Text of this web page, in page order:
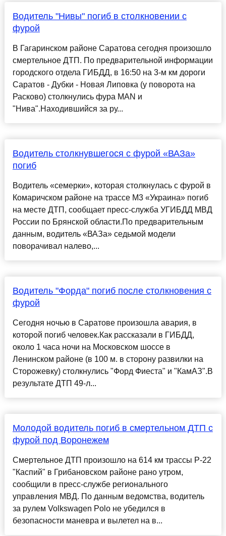
Водитель "Нивы" погиб в столкновении с
фурой
В Гагаринском районе Саратова сегодня произошло
смертельное ДТП. По предварительной информации
городского отдела ГИБДД, в 16:50 на 3-м км дороги
Саратов - Дубки - Новая Липовка (у поворота на
Расково) столкнулись фура MAN и
"Нива".Находившийся за ру...
Водитель столкнувшегося с фурой «ВАЗа»
погиб
Водитель «семерки», которая столкнулась с фурой в
Комаричском районе на трассе М3 «Украина» погиб
на месте ДТП, сообщает пресс-служба УГИБДД МВД
России по Брянской области.По предварительным
данным, водитель «ВАЗа» седьмой модели
поворачивал налево,...
Водитель "Форда" погиб после столкновения с
фурой
Сегодня ночью в Саратове произошла авария, в
которой погиб человек.Как рассказали в ГИБДД,
около 1 часа ночи на Московском шоссе в
Ленинском районе (в 100 м. в сторону развилки на
Сторожевку) столкнулись "Форд Фиеста" и "КамАЗ".В
результате ДТП 49-л...
Молодой водитель погиб в смертельном ДТП с
фурой под Воронежем
Смертельное ДТП произошло на 614 км трассы Р-22
"Каспий" в Грибановском районе рано утром,
сообщили в пресс-службе регионального
управления МВД. По данным ведомства, водитель
за рулем Volkswagen Polo не убедился в
безопасности маневра и вылетел на в...